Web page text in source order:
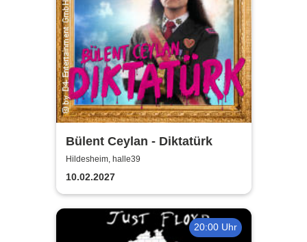
Bülent Ceylan - Diktatürk
Hildesheim, halle39
10.02.2027
20:00 Uhr